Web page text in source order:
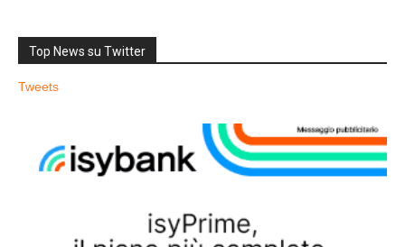
Top News su Twitter
Tweets